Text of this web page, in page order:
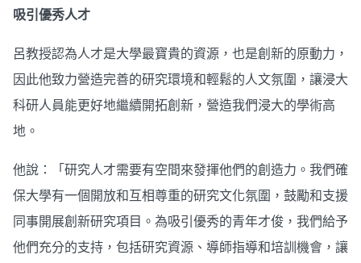
吸引優秀人才
呂教授認為人才是大學最寶貴的資源，也是創新的原動力，
因此他致力營造完善的研究環境和輕鬆的人文氛圍，讓浸大
科研人員能更好地繼續開拓創新，營造我們浸大的學術高
地。
他說：「研究人才需要有空間來發揮他們的創造力。我們確
保大學有一個開放和互相尊重的研究文化氛圍，鼓勵和支援
同事開展創新研究項目。為吸引優秀的青年才俊，我們給予
他們充分的支持，包括研究資源、導師指導和培訓機會，讓